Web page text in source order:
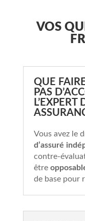
VOS
QUE
PAS
L’EXPERT
Vous avez le
d’assuré
contre-
être
de base pour